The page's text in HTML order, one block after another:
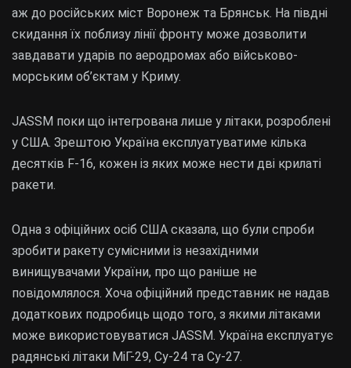
аж до російських міст Воронеж та Брянськ. На півдні
скидання їх поблизу лінії фронту може дозволити
завдавати ударів по аеродромах або військово-
морським об’єктам у Криму.
JASSM поки що інтегрована лише у літаки, розроблені
у США. Зрештою Україна експлуатуватиме кілька
десятків F-16, кожен із яких може нести дві крилаті
ракети.
Одна з офіційних осіб США сказала, що були спроби
зробити ракету сумісними із незахідними
винищувачами України, про що раніше не
повідомлялося. Хоча офіційний представник не надав
додаткових подробиць щодо того, з якими літаками
може використовуватися JASSM. Україна експлуатує
радянські літаки МіГ-29, Су-24 та Су-27.